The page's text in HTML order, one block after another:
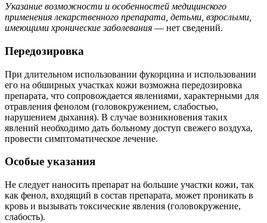
Указание возможности и особенностей медицинского
применения лекарственного препарата, детьми, взрослыми,
имеющими хроническиезаболевания — нет сведений.
Передозировка
При длительном использовании фукорцина и использовании
его на обширных участках кожи возможна передозировка
препарата, что сопровождается явлениями, характерными для
отравления фенолом (головокружением, слабостью,
нарушением дыхания). В случае возникновения таких
явлений необходимо дать больному доступ свежего воздуха,
провести симптоматическое лечение.
Особые указания
Не следует наносить препарат на большие участки кожи, так
как фенол, входящий в состав препарата, может проникать в
кровь и вызывать токсические явления (головокружение,
слабость).